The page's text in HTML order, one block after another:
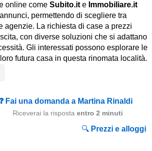
online come Subito.it e Immobiliare.it
permettendo di scegliere tra
agenzie. La richiesta di case a prezzi
con diverse soluzioni che si adattano
Gli interessati possono esplorare le
futura casa in questa rinomata località.
Fai una domanda a Martina Rinaldi
Riceverai la risposta entro 2 minuti
🔍 Prezzi e alloggi